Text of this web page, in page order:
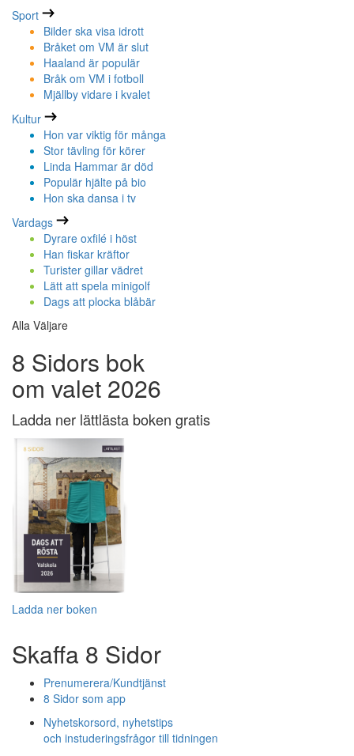
Sport
Bilder ska visa idrott
Bråket om VM är slut
Haaland är populär
Bråk om VM i fotboll
Mjällby vidare i kvalet
Kultur
Hon var viktig för många
Stor tävling för körer
Linda Hammar är död
Populär hjälte på bio
Hon ska dansa i tv
Vardags
Dyrare oxfilé i höst
Han fiskar kräftor
Turister gillar vädret
Lätt att spela minigolf
Dags att plocka blåbär
Alla Väljare
8 Sidors bok
om valet 2026
Ladda ner lättlästa boken gratis
Ladda ner boken
Skaffa 8 Sidor
Prenumerera/Kundtjänst
8 Sidor som app
Nyhetskorsord, nyhetstips
och instuderingsfrågor till tidningen